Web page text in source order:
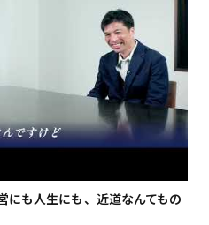
にも人生にも、近道なんてもの